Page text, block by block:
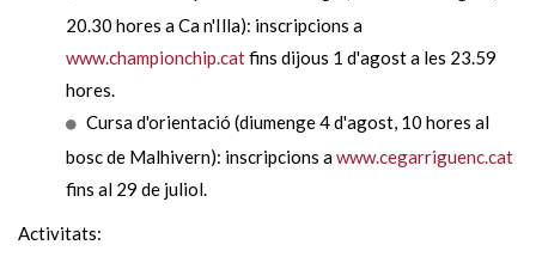
20.30 hores a Ca n'Illa): inscripcions a
www.championchip.catfins dijous 1 d'agost a les 23.59
hores.
Cursa d'orientació (diumenge 4 d'agost, 10 hores al
bosc de Malhivern): inscripcions awww.cegarriguenc.cat
fins al 29 de juliol.
Activitats: